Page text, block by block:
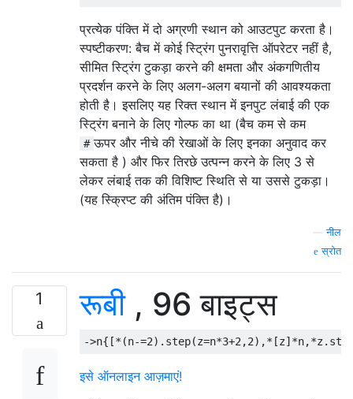
प्रत्येक पंक्ति में दो अग्रणी स्थान को आउटपुट करता है।
स्पष्टीकरण: बैच में कोई स्ट्रिंग पुनरावृत्ति ऑपरेटर नहीं है,
सीमित स्ट्रिंग टुकड़ा करने की क्षमता और अंकगणितीय
प्रदर्शन करने के लिए अलग-अलग बयानों की आवश्यकता
होती है। इसलिए यह रिक्त स्थान में इनपुट लंबाई की एक
स्ट्रिंग बनाने के लिए गोल्फ का था (बैच कम से कम
# ऊपर और नीचे की रेखाओं के लिए इनका अनुवाद कर
सकता है ) और फिर तिरछे उत्पन्न करने के लिए 3 से
लेकर लंबाई तक की विशिष्ट स्थिति से या उससे टुकड़ा।
(यह स्क्रिप्ट की अंतिम पंक्ति है)।
—नील
स्रोत
1 रूबी, 96 बाइट्स
->n{[*(n-=2). step(z=n*3+2,2),*[z]*n,*z.
इसे ऑनलाइन आज़माएं!